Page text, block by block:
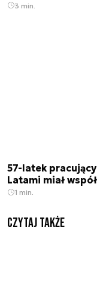
3 min.
57-latek
Latami miał
1 min.
Czytaj także